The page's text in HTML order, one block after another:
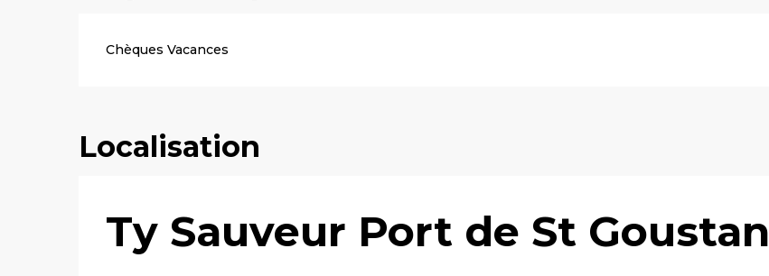
Chèques Vacances
Localisation
Ty Sauveur Port de St Goustan